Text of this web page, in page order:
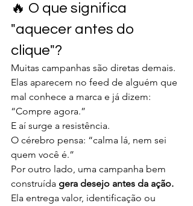
🔥 O que significa
"aquecer antes do
clique"?
Muitas campanhas são diretas demais.
Elas aparecem no feed de alguém que
mal conhece a marca e já dizem:
“Compre agora.”
E aí surge a resistência.
O cérebro pensa: “calma lá, nem sei
quem você é.”
Por outro lado, uma campanha bem
construída gera desejo antes da ação.
Ela entrega valor, identificação ou